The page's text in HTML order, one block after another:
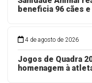
beneficia 96 cães
4 de agosto de 2026
Jogos de Quadra
homenagem à